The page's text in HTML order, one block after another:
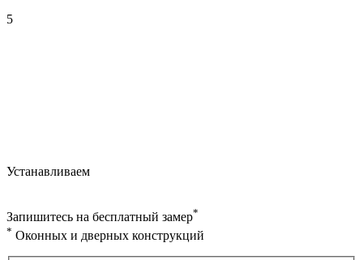
5
Устанавливаем
Запишитесь на бесплатный замер*
* Оконных и дверных конструкций